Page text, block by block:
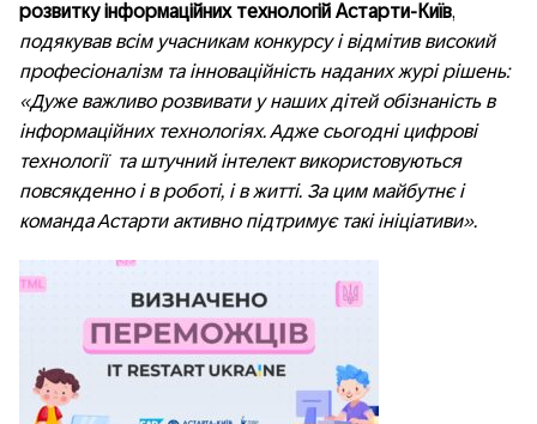
розвитку інформаційних технологій Астарти-Київ,
подякував всім учасникам конкурсу і відмітив високий
професіоналізм та інноваційність наданих журі рішень:
«Дуже важливо розвивати у наших дітей обізнаність в
інформаційних технологіях. Адже сьогодні цифрові
технології та штучний інтелект використовуються
повсякденно і в роботі, і в житті. За цим майбутнє і
команда Астарти активно підтримує такі ініціативи».